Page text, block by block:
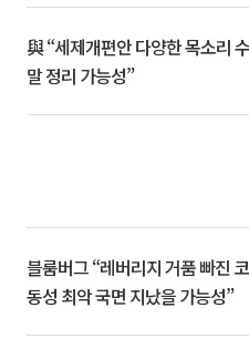
與 “세제개편안 다양한 목소리
말 정리 가능성”
블룸버그 “레버리지 거품 빠진
동성 최악 국면 지났을 가능성”